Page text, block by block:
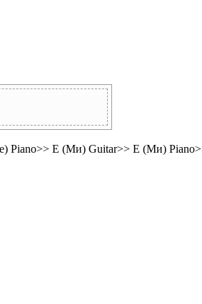
Piano>> E (Ми) Guitar>> E (Ми)